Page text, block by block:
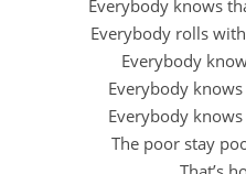
Everybody knows
Everybody rolls
Everybody
Everybody
Everybody
The poor stay